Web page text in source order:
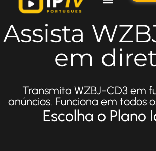
Assista
em
Transmita WZBJ-CD3 em
anúncios. Funciona em todos
Escolha o Plano